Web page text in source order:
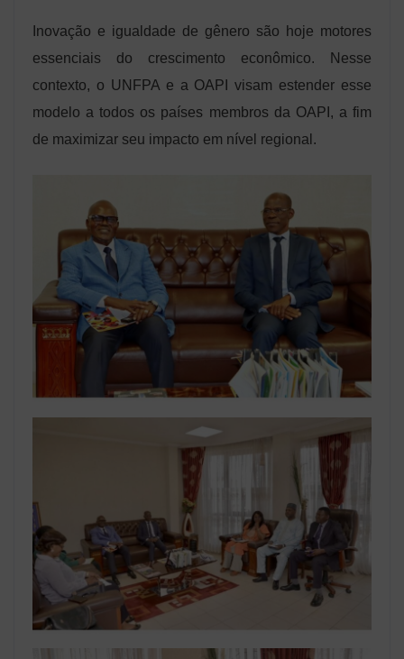
Inovação e igualdade de gênero são hoje motores
essenciais do crescimento econômico. Nesse
contexto, o UNFPA e a OAPI visam estender esse
modelo a todos os países membros da OAPI, a fim
de maximizar seu impacto em nível regional.